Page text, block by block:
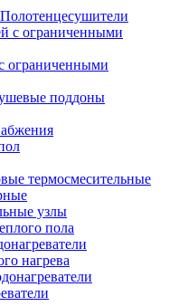
Полотенцесушители
ограниченными
поддоны
термосмесительные
узлы
пола
нагрева